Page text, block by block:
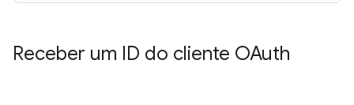
Receber um ID do cliente OAuth